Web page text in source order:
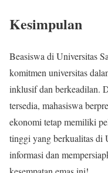
Kesimpulan
Beasiswa di Universitas
komitmen universitas
inklusif dan berkeadilan.
tersedia, mahasiswa
ekonomi tetap memiliki
tinggi yang berkualitas di
informasi dan